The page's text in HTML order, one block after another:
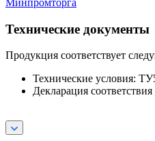
Минпромторга
Технические документы
Продукция соответствует
Технические условия:
Декларация соответствия